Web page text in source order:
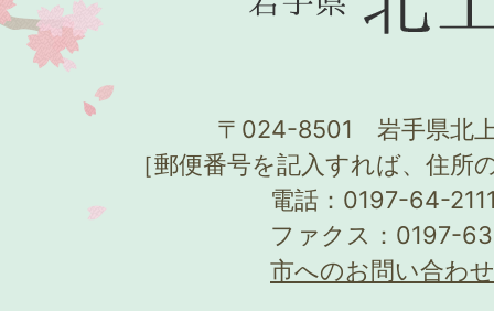
〒024-8501 岩手県北
［郵便番号を記入すれば、住所
電話：0197-64-
ファクス：0197-
市へのお問い合わ